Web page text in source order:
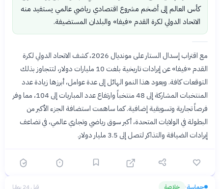
كأس العالم إلى أضخم مشروع اقتصادي رياضي عالمي يستفيد منه
الاتحاد الدولي لكرة القدم «فيفا» والبلدان المستضيفة.
مع اقتراب إسدال الستار على مونديال 2026، كشف الاتحاد الدولي لكرة
القدم «فيفا» عن إيرادات تاريخية بلغت 10 مليارات دولار، لتتجاوز بذلك
التوقعات كافة. ويعود هذا النمو الهائل إلى عدة عوامل، أبرزها زيادة عدد
المنتخبات المشاركة إلى 48 منتخباً وارتفاع عدد المباريات إلى 104، مما وفر
فرصاً تجارية وتسويقية إضافية. كما ساهمت استضافة الجزء الأكبر من
البطولة في الولايات المتحدة، أكبر سوق رياضي وتجاري عالمي، في تضاعف
إيرادات الضيافة والتذاكر لتصل إلى 3.5 مليار دولار.
حماسة› خلاصة قبل 24 يومًا